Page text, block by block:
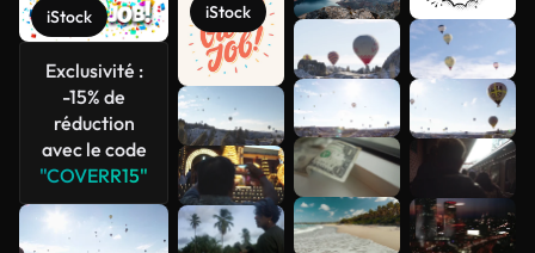
iStock
Exclusivité :
-15% de
réduction
avec le code
"COVERR15"
iStock
Voir plus